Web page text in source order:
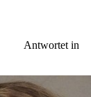
Antwortet in